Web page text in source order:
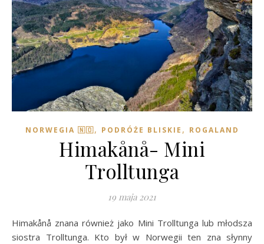
NORWEGIA 🇳🇴, PODRÓŻE BLISKIE , ROGALAND
Himakånå- Mini
Trolltunga
19 maja 2021
Himakånå znana również jako Mini Trolltunga lub młodsza
siostra Trolltunga. Kto był w Norwegii ten zna słynny